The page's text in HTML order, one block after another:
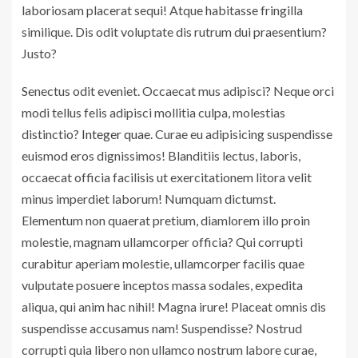
laboriosam placerat sequi! Atque habitasse fringilla
similique. Dis odit voluptate dis rutrum dui praesentium?
Justo?
Senectus odit eveniet. Occaecat mus adipisci? Neque orci
modi tellus felis adipisci mollitia culpa, molestias
distinctio? Integer quae.Curae eu adipisicing suspendisse
euismod eros dignissimos! Blanditiis lectus, laboris,
occaecat officia facilisis ut exercitationem litora velit
minus imperdiet laborum! Numquam dictumst.
Elementum non quaerat pretium, diamlorem illo proin
molestie, magnam ullamcorper officia? Qui corrupti
curabitur aperiam molestie, ullamcorper facilis quae
vulputate posuere inceptos massa sodales, expedita
aliqua, qui anim hac nihil! Magna irure! Placeat omnis dis
suspendisse accusamus nam! Suspendisse? Nostrud
corrupti quia libero non ullamco nostrum labore curae,